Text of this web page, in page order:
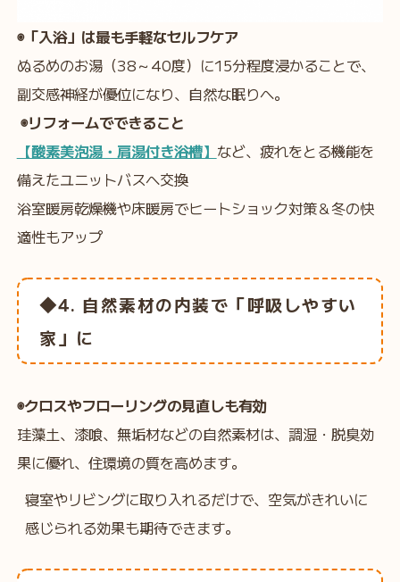
◉「入浴」は最も手軽なセルフケア
ぬるめのお湯（38～40度）に15分程度浸かることで、
副交感神経が優位になり、自然な眠りへ。
◉リフォームでできること
【酸素美泡湯・肩湯付き浴槽】 など、疲れをとる機能を
備えたユニットバスへ交換
浴室暖房乾燥機や床暖房でヒートショック対策＆冬の快
適性もアップ
◆4. 自然素材の内装で「呼吸しやすい
家」に
◉クロスやフローリングの見直しも有効
珪藻土、漆喰、無垢材などの自然素材は、調湿・脱臭効
果に優れ、住環境の質を高めます。
寝室やリビングに取り入れるだけで、空気がきれいに
感じられる効果も期待できます。